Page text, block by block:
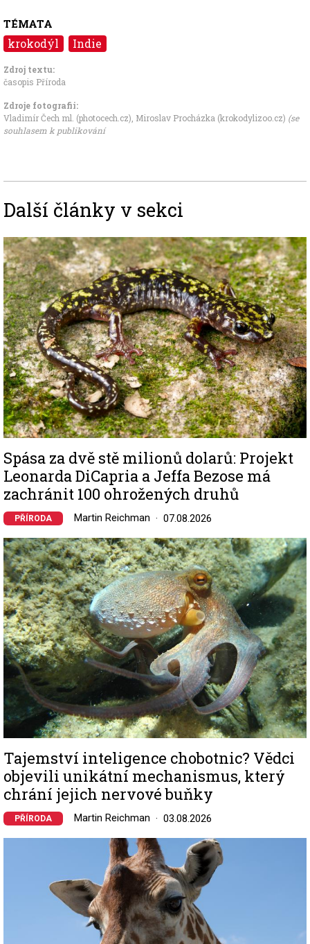
TÉMATA
krokodýl Indie
Zdroj textu:
časopis Příroda
Zdroje fotografii:
Vladimír Čech ml. (photocech.cz) Miroslav Procházka (krokodylizoo.cz) (se
souhlasem k publikování
Další články v sekci
Image
Spása za dvě stě milionů dolarů: Projekt
Leonarda DiCapria a Jeffa Bezose má
zachránit 100 ohrožených druhů
PŘÍRODA Martin Reichman 07.08.2026
Image
Tajemství inteligence chobotnic? Vědci
objevili unikátní mechanismus, který
chrání jejich nervové buňky
PŘÍRODA Martin Reichman 03.08.2026